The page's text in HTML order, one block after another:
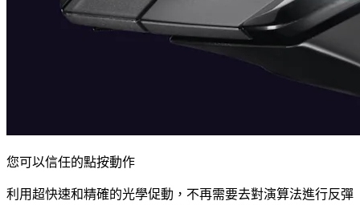
您可以信任的點按動作
利用超快速和精確的光學促動，不再需要去對演算法進行反彈